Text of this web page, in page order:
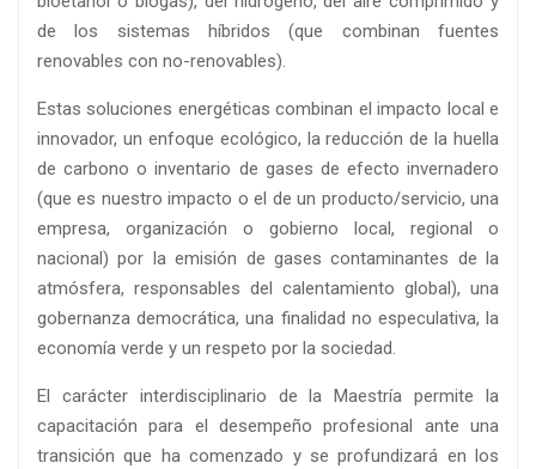
de los sistemas híbridos (que combinan fuentes
renovables con no-renovables).
Estas soluciones energéticas combinan el impacto local e
innovador, un enfoque ecológico, la reducción de la huella
de carbono o inventario de gases de efecto invernadero
(que es nuestro impacto o el de un producto/servicio, una
empresa, organización o gobierno local, regional o
nacional) por la emisión de gases contaminantes de la
atmósfera, responsables del calentamiento global), una
gobernanza democrática, una finalidad no especulativa, la
economía verde y un respeto por la sociedad.
El carácter interdisciplinario de la Maestría permite la
capacitación para el desempeño profesional ante una
transición que ha comenzado y se profundizará en los